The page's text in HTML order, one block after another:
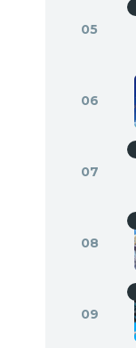
05
06
07
08
09